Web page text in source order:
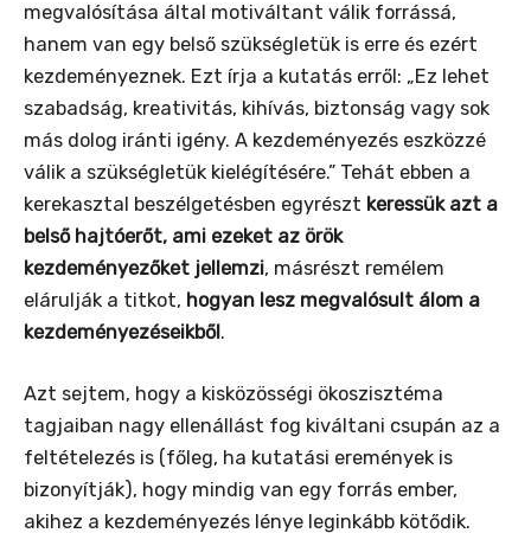
megvalósítása által motiváltant válik forrássá,
hanem van egy belső szükségletük is erre és ezért
kezdeményeznek. Ezt írja a kutatás erről: „Ez lehet
szabadság, kreativitás, kihívás, biztonság vagy sok
más dolog iránti igény. A kezdeményezés eszközzé
válik a szükségletük kielégítésére.” Tehát ebben a
kerekasztal beszélgetésben egyrészt keressük azt a
belső hajtóerőt, ami ezeket az örök
kezdeményezőket jellemzi, másrészt remélem
elárulják a titkot, hogyan lesz megvalósult álom a
kezdeményezéseikből.
Azt sejtem, hogy a kisközösségi ökoszisztéma
tagjaiban nagy ellenállást fog kiváltani csupán az a
feltételezés is (főleg, ha kutatási eremények is
bizonyítják), hogy mindig van egy forrás ember,
akihez a kezdeményezés lénye leginkább kötődik.